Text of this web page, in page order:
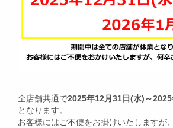
全店舗共通で2025年12月31日(水)～
となります。
お客様にはご不便をお掛けいたしますが